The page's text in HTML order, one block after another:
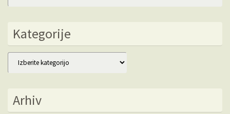
Kategorije
Kategorije
Arhiv